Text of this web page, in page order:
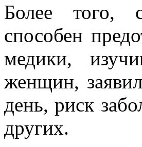
Более того,
способен
медики,
женщин,
день, риск
других.